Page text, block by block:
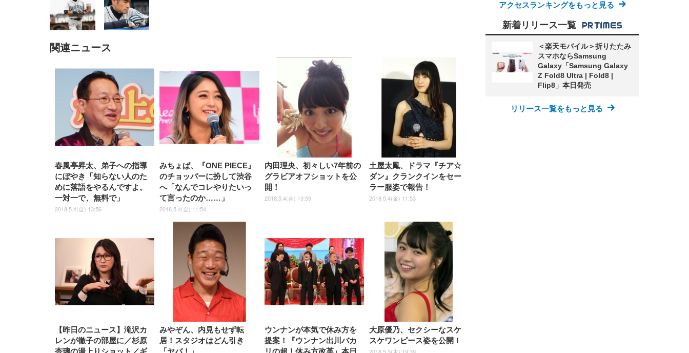
子 テレワーク 疲れない 跳ね
上げ式アームレスト コンパク
ト 約105度ロッキング pc 事務
椅子 360度回転 座面昇降 強化
ナイロン樹脂ベース 通気性メ
ッシュ 在宅ワーク H-
WY01(黒網+黒枠+黒足)
￥5,699
／デスクチェア メッシュチェ
ア 人間工学 疲れない ブラッ
ク
￥27,999
チェア 疲れない テレワーク
チェア 強化バックレスト 30
度ロッキング機能 人間工学 椅
子 腰サポート 90度跳ね上げ
式アームレスト 3Dヘッドレス
ト ハンガー付き 高反発クッシ
ョン PCチェア 通気性メッシ
ュ ゲーミング/勉強/事務用 お
しゃれ パソコンチェア (ブラ
ック)
￥7,680
Sezlife オフィスチェア デスク
チェア 疲れない テレワーク
チェア 強化バックレスト 30度
ロッキング機能 人間工学 椅子
腰サポート 90度跳ね上げ式ア
ームレスト 3Dヘッドレスト
ハンガー付き 高反発クッショ
ン PCチェア 通気性メッシュ
ゲーミング/勉強/事務用 おし
ゃれ パソコンチェア (ホワイ
ト)
ANDWINT オフィスチェ
ア デスクチェア 肘なし メ
ッシュ 通気性 ランバーサ
ポート付き 腰サポート ガ
ス圧無段階昇降 360度回
転 キャスター付き コンパ
クト 幅52×奥行58.5×高さ
84～96cm テレワーク 在
宅勤務 ブラック
￥4,139
ムモニター | FlexScan
EV3240X-WT | 31.5型4K
UHD・USB Type-C・ホワイ
￥105,595
ムモニター | FlexScan
EV2740X-WT | 27.0型4K
UHD・USB Type-C・ホワイ
ト
￥109,572
【純正品】27"ゲーミングモ
￥49,979
【整備済み品】Dell
E2724HS 27インチ 液晶モ
ニター フル
HD（1920×1080）VA 非光
沢 HDMI/DisplayPort/VGA
スピーカー内蔵 高さ調整 ス
イベル VESA対応
ComfortView ビジネス向け
￥15,800
【MiniLED/24.5inch/280Hz/FHD】
GRAPHT THE SHOOTER
Gaming Monitor 24” Essential ゲ
ーミングモニター QD 24.5インチ
1ms FHD 量子ドット 残像低減 (3
年保証 | 輝点保証 | 日本メーカー)
ーツ 薄型 レギュラー 1回使い
捨て 無香料 ホワイト 300枚
￥3,373
ーツ 厚型 ワイド 42枚x2袋(84
枚) ホワイト(吸収面:ライトブ
ルー)
￥3,234
ツ L 中型犬用 26枚入り 単品
￥1,800
Smart Basic(スマートベーシ
ック) 【Amazon.co.jp限定】
Smart Basic アイリスオーヤマ
ペットシーツ 超厚型 お徳用
ワイド 100枚入 (x 1) (ケース
販売)
アイリスオーヤマ ペット
シーツ 超厚型 お徳用 レギ
ュラー 200枚入
【Amazon.co.jp限定】
￥3,731
関連ニュース
春風亭昇太、弟子への指導
にぼやき「知らない人のた
めに落語をやるんですよ。
一対一で、無料で」
2018.5.4(金) 13:56
みちょぱ、『ONE PIECE』
のチョッパーに扮して渋谷
へ「なんでコレやりたいっ
て言ったのか……」
2018.5.4(金) 11:54
内田理央、初々しい7年前の
グラビアオフショットを公
開！
2018.5.4(金) 13:59
土屋太鳳、ドラマ『チア☆
ダン』クランクインをセー
ラー服姿で報告！
2018.5.4(金) 11:53
【昨日のニュース】滝沢カ
レンが徹子の部屋に／杉原
杏璃の湯上りショット／ギ
みやぞん、内見もせず転
居！スタジオはどん引き
「ヤバ！」
ウンナンが本気で休み方を
提案！『ウンナン出川バカ
リの超！休み方改革』本日
大原優乃、セクシーなスケ
スケワンピース姿を公開！
2018.5.3(木) 19:39
アクセスランキングをもっと見る
新着リリース一覧
＜楽天モバイル＞折りたたみ
スマホならSamsung
Galaxy「Samsung Galaxy
Z Fold8 Ultra | Fold8 |
Flip8」本日発売
リリース一覧をもっと見る